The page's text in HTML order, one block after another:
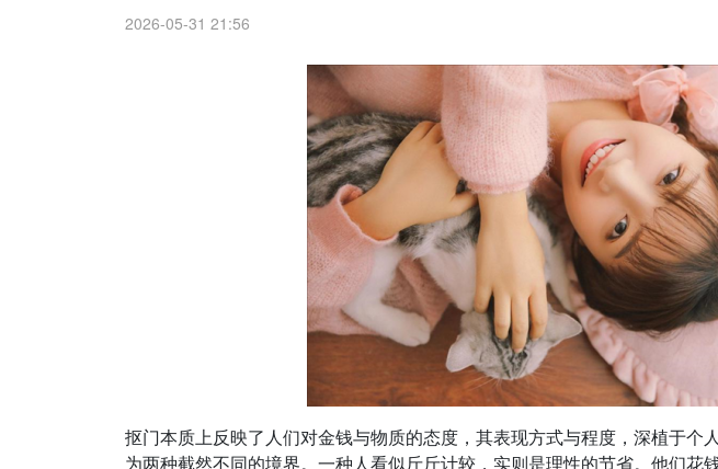
2026-05-31 21:56
抠门本质上反映了人们对金钱与物质的态度，其表现方式与程度，深植于个
为两种截然不同的境界。一种人看似斤斤计较，实则是理性的节省。他们花